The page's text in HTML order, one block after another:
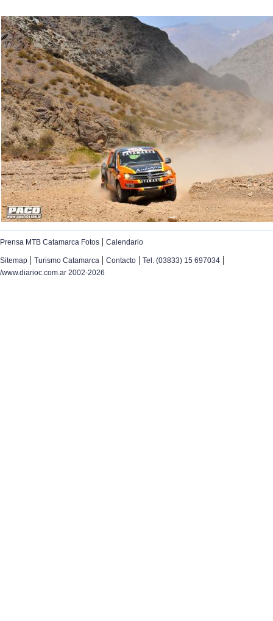
Prensa MTB Catamarca Fotos | Calendario
Sitemap | Turismo Catamarca | Contacto | Tel. (03833) 15 697034 |
/www.diarioc.com.ar 2002-2026